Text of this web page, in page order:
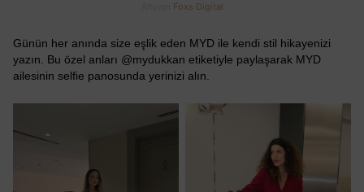
Foxs Digital
Günün her anında size eşlik eden MYD ile kendi stil hikayenizi
yazın. Bu özel anları @mydukkan etiketiyle paylaşarak MYD
ailesinin selfie panosunda yerinizi alın.